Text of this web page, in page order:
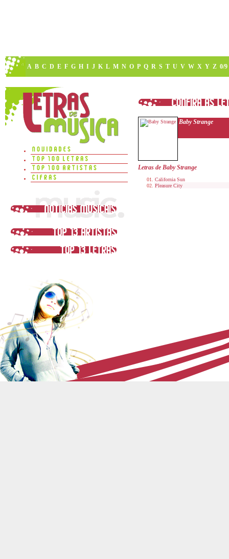
A B C D E F G H I J K L M N O P Q R S T U V W X Y Z 0/9
Baby Strange
Letras de Baby Strange
California Sun
Pleasure City